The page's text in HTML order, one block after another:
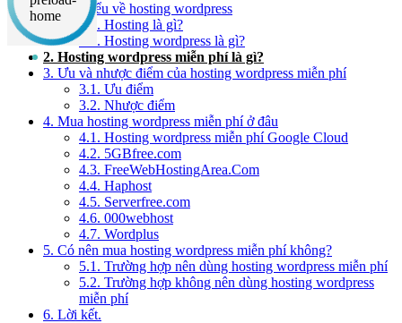
1. Tìm hiểu về hosting wordpress
1.1. Hosting là gì?
1.2. Hosting wordpress là gì?
2. Hosting wordpress miễn phí là gì?
3. Ưu và nhược điểm của hosting wordpress miễn phí
3.1. Ưu điểm
3.2. Nhược điểm
4. Mua hosting wordpress miễn phí ở đâu
4.1. Hosting wordpress miễn phí Google Cloud
4.2. 5GBfree.com
4.3. FreeWebHostingArea.Com
4.4. Haphost
4.5. Serverfree.com
4.6. 000webhost
4.7. Wordplus
5. Có nên mua hosting wordpress miễn phí không?
5.1. Trường hợp nên dùng hosting wordpress miễn phí
5.2. Trường hợp không nên dùng hosting wordpress
miễn phí
6. Lời kết.